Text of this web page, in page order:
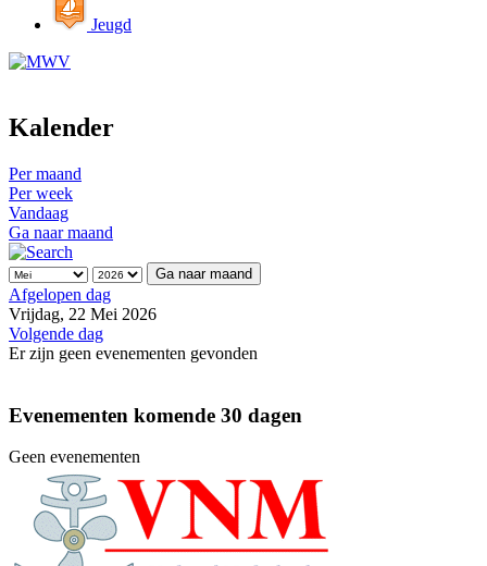
Jeugd
Kalender
Per maand
Per week
Vandaag
Ga naar maand
Ga naar maand
Afgelopen dag
Vrijdag, 22 Mei 2026
Volgende dag
Er zijn geen evenementen gevonden
Evenementen komende 30 dagen
Geen evenementen